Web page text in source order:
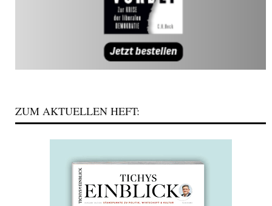
ZUM AKTUELLEN HEFT: